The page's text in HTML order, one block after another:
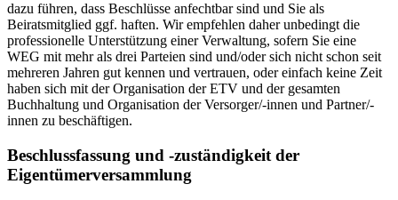
dazu führen, dass Beschlüsse anfechtbar sind und Sie als
Beiratsmitglied ggf. haften. Wir empfehlen daher unbedingt die
professionelle Unterstützung einer Verwaltung, sofern Sie eine
WEG mit mehr als drei Parteien sind und/oder sich nicht schon seit
mehreren Jahren gut kennen und vertrauen, oder einfach keine Zeit
haben sich mit der Organisation der ETV und der gesamten
Buchhaltung und Organisation der Versorger/-innen und Partner/-
innen zu beschäftigen.
Beschlussfassung und -zuständigkeit der
Eigentümerversammlung